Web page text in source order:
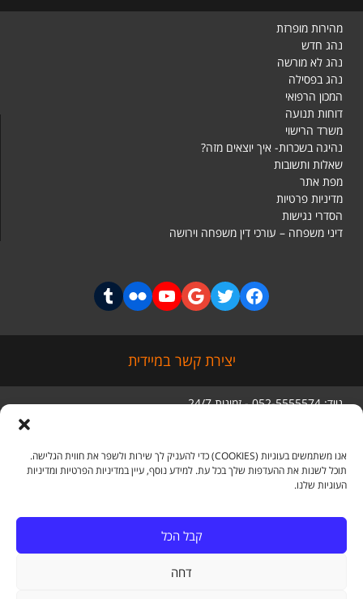
אנו משתמשים בעוגיות (COOKIES) כדי להעניק לך שירות ולשפר את חווית הגלישה.
תוכל לשנות את ההעדפות שלך בכל עת. למידע נוסף, עיין במדיניות הפרטיות ומדיניות
העוגיות שלנו.
קבל הכל
דחה
מהירות מופרזת
נהג חדש
נהג לא מורשה
נהג בפסילה
המכון הרפואי
דוחות תנועה
משרד הרישוי
נהיגה בשכרות- איך יוצאים מזה?
שאלות ותשובות
מפת אתר
מדיניות פרטיות
הסדרי נגישות
דיני משפחה – עורכי דין משפחה וירושה
יצירת קשר במיידית
נייד: 052-5555574 - זמינות 24/7
בני ברק